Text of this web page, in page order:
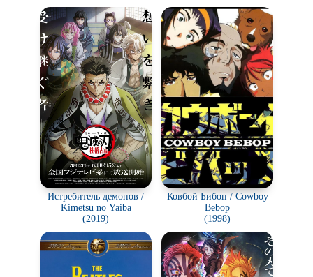
Истребитель демонов /
Kimetsu no Yaiba
(2019)
Ковбой Бибоп / Cowboy
Bebop
(1998)